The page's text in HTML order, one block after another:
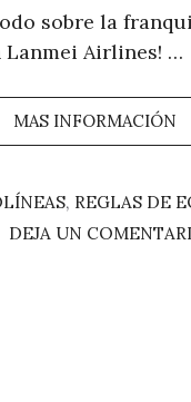
sobre la
Lanmei Airlines! …
MAS INFORMACIÓN
, REGLAS DE
DEJA UN